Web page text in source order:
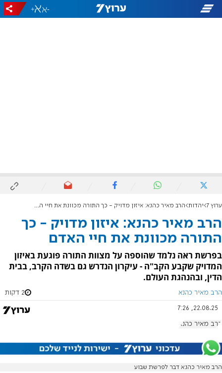
-
+
ערוץ 7 יהדות הרב מאיר כהנא: איזון מדויק - כך התורה מכוונת את חיי האדם
הרב מאיר כהנא: איזון מדויק - כך
התורה מכוונת את חיי האדם
בפרשת ראה נלמד שהוספה על מצוות התורה פוגעת באיזון
המדויק שקבע הקב"ה - עיקרון הנדרש גם בשדה הקרב, בבית
הדין, ובהנהגת העולם.
הרב מאיר כהנא 2 דקות
22.08.25, 7:26
הרב מאיר כהנא
הרב מאיר כהנא דבר לפרשת שבוע